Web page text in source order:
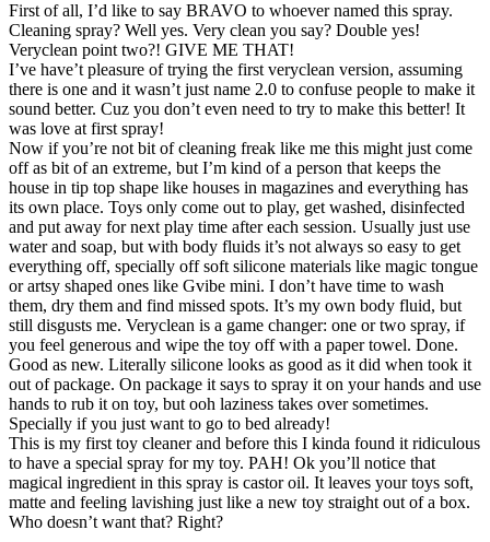
First of all, I’d like to say BRAVO to whoever named this spray.
Cleaning spray? Well yes. Very clean you say? Double yes!
Veryclean point two?! GIVE ME THAT!
I’ve have’t pleasure of trying the first veryclean version, assuming
there is one and it wasn’t just name 2.0 to confuse people to make it
sound better. Cuz you don’t even need to try to make this better! It
was love at first spray!
Now if you’re not bit of cleaning freak like me this might just come
off as bit of an extreme, but I’m kind of a person that keeps the
house in tip top shape like houses in magazines and everything has
its own place. Toys only come out to play, get washed, disinfected
and put away for next play time after each session. Usually just use
water and soap, but with body fluids it’s not always so easy to get
everything off, specially off soft silicone materials like magic tongue
or artsy shaped ones like Gvibe mini. I don’t have time to wash
them, dry them and find missed spots. It’s my own body fluid, but
still disgusts me. Veryclean is a game changer: one or two spray, if
you feel generous and wipe the toy off with a paper towel. Done.
Good as new. Literally silicone looks as good as it did when took it
out of package. On package it says to spray it on your hands and use
hands to rub it on toy, but ooh laziness takes over sometimes.
Specially if you just want to go to bed already!
This is my first toy cleaner and before this I kinda found it ridiculous
to have a special spray for my toy. PAH! Ok you’ll notice that
magical ingredient in this spray is castor oil. It leaves your toys soft,
matte and feeling lavishing just like a new toy straight out of a box.
Who doesn’t want that? Right?